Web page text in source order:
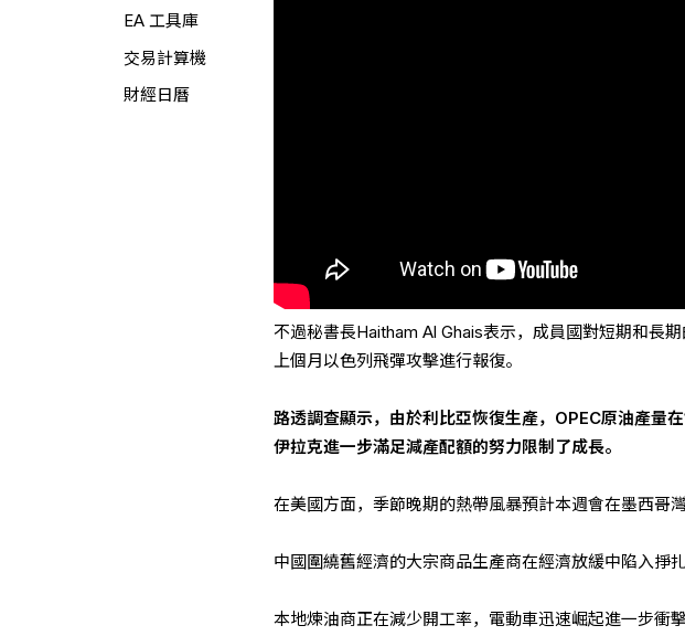
EA 工具庫
交易計算機
財經日曆
不過秘書長Haitham Al Ghais表示，成員國對短期和長
上個月以色列飛彈攻擊進行報復。
路透調查顯示，由於利比亞恢復生產，OPEC原油產量
伊拉克進一步滿足減產配額的努力限制了成長。
在美國方面，季節晚期的熱帶風暴預計本週會在墨西哥
中國圍繞舊經濟的大宗商品生產商在經濟放緩中陷入掙
本地煉油商正在減少開工率，電動車迅速崛起進一步衝